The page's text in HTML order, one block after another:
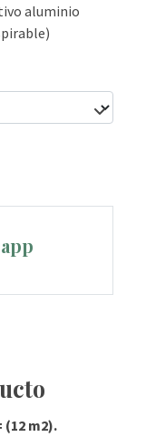
aluminio
(12 m2).